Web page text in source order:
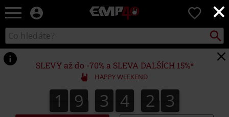
×
EMP
Hudba,
filmy
&
seriály,
Merch
pro
hráče,
Alternativní
0
Katalog
vyhledávání
SLEVY až do -70% a SLEVA DALŠÍCH 15%*
HAPPY WEEKEND
1
1 9
9 3
3 4
4 2
2 2
3
2
4
3